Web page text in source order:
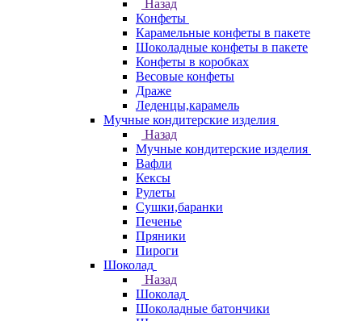
Назад
Конфеты
Карамельные конфеты в пакете
Шоколадные конфеты в пакете
Конфеты в коробках
Весовые конфеты
Драже
Леденцы,карамель
Мучные кондитерские изделия
Назад
Мучные кондитерские изделия
Вафли
Кексы
Рулеты
Сушки,баранки
Печенье
Пряники
Пироги
Шоколад
Назад
Шоколад
Шоколадные батончики